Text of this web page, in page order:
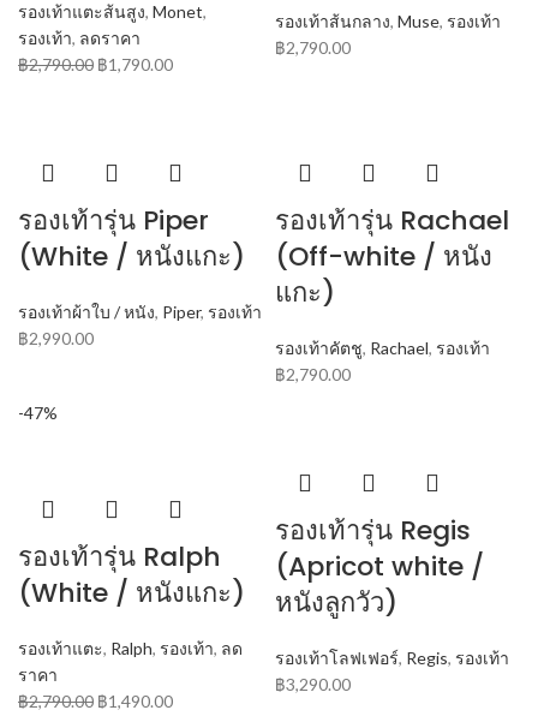
รองเท้าแตะส้นสูง, Monet,
รองเท้า, ลดราคา
฿2,790.00 ฿1,790.00
รองเท้าส้นกลาง, Muse, รองเท้า
฿2,790.00
รองเท้ารุ่น Piper
(White / หนังแกะ)
รองเท้าผ้าใบ / หนัง, Piper, รองเท้า
฿2,990.00
รองเท้ารุ่น Rachael
(Off-white / หนัง
แกะ)
รองเท้าคัตชู, Rachael, รองเท้า
฿2,790.00
-47%
รองเท้ารุ่น Ralph
(White / หนังแกะ)
รองเท้าแตะ, Ralph, รองเท้า, ลด
ราคา
฿2,790.00 ฿1,490.00
รองเท้ารุ่น Regis
(Apricot white /
หนังลูกวัว)
รองเท้าโลฟเฟอร์, Regis, รองเท้า
฿3,290.00